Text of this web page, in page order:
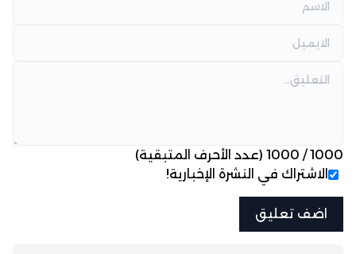
1000
/
1000 (عدد الأحرف المتبقية)
الاشتراك في النشرة الإخبارية!